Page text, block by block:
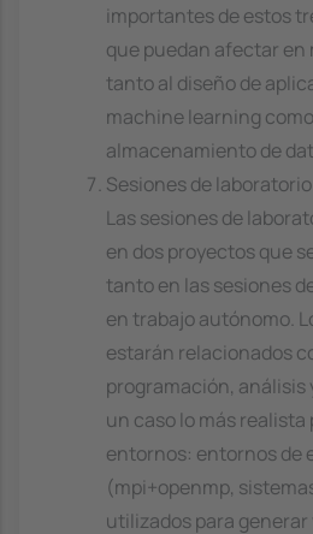
importantes de estos
que puedan afectar en
tanto al diseño de
machine learning
almacenamiento de
Sesiones de laboratorio
Las sesiones de
en dos proyectos que
tanto en las sesiones
en trabajo autónomo.
estarán relacionados
programación, análisis
un caso lo más realista
entornos: entornos de
(mpi+openmp,
utilizados para